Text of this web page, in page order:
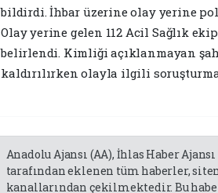
bildirdi. İhbar üzerine olay yerine
Olay yerine gelen 112 Acil Sağlık
belirlendi. Kimliği açıklanmayan
kaldırılırken olayla ilgili soruşturma
Anadolu Ajansı (AA), İhlas Haber
tarafından eklenen tüm haberler,
kanallarından çekilmektedir. Bu